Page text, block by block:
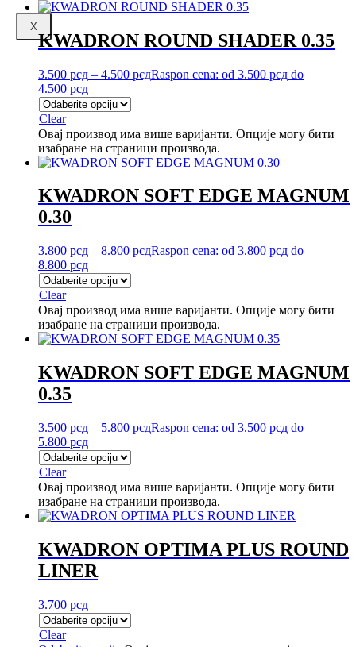
X
KWADRON ROUND SHADER 0.35
3.500 рсд – 4.500 рсдRaspon cena: od 3.500 рсд do
4.500 рсд
Clear
Овај производ има више варијанти. Опције могу бити
изабране на страници производа.
KWADRON SOFT EDGE MAGNUM
0.30
3.800 рсд – 8.800 рсдRaspon cena: od 3.800 рсд do
8.800 рсд
Clear
Овај производ има више варијанти. Опције могу бити
изабране на страници производа.
KWADRON SOFT EDGE MAGNUM
0.35
3.500 рсд – 5.800 рсдRaspon cena: od 3.500 рсд do
5.800 рсд
Clear
Овај производ има више варијанти. Опције могу бити
изабране на страници производа.
KWADRON OPTIMA PLUS ROUND
LINER
3.700 рсд
Clear